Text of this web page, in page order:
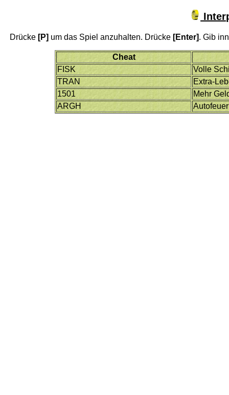
Drücke [P] um das Spiel anzuhalten. Drücke [Enter]. Gib
Cheat
FISK
Volle
TRAN
Extra-
1501
Mehr
ARGH